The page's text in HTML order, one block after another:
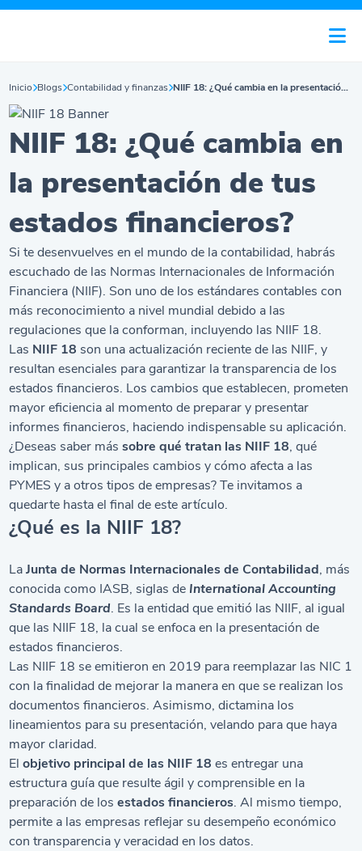
Inicio Blogs Contabilidad y finanzas NIIF 18: ¿Qué cambia en la presentación de tus estados financieros?
NIIF 18: ¿Qué cambia en
la presentación de tus
estados financieros?
Si te desenvuelves en el mundo de la contabilidad, habrás
escuchado de las Normas Internacionales de Información
Financiera (NIIF). Son uno de los estándares contables con
más reconocimiento a nivel mundial debido a las
regulaciones que la conforman, incluyendo las NIIF 18.
Las NIIF 18 son una actualización reciente de las NIIF, y
resultan esenciales para garantizar la transparencia de los
estados financieros. Los cambios que establecen, prometen
mayor eficiencia al momento de preparar y presentar
informes financieros, haciendo indispensable su aplicación.
¿Deseas saber mássobre qué tratan las NIIF 18, qué
implican, sus principales cambios y cómo afecta a las
PYMES y a otros tipos de empresas? Te invitamos a
quedarte hasta el final de este artículo.
¿Qué es la NIIF 18?
LaJunta de Normas Internacionales de Contabilidad, más
conocida como IASB, siglas de International Accounting
Standards Board. Es la entidad que emitió las NIIF, al igual
que las NIIF 18, la cual se enfoca en la presentación de
estados financieros.
Las NIIF 18 se emitieron en 2019 para reemplazar las NIC 1
con la finalidad de mejorar la manera en que se realizan los
documentos financieros. Asimismo, dictamina los
lineamientos para su presentación, velando para que haya
mayor claridad.
Elobjetivo principal de las NIIF 18 es entregar una
estructura guía que resulte ágil y comprensible en la
preparación de losestados financieros. Al mismo tiempo,
permite a las empresas reflejar su desempeño económico
con transparencia y veracidad en los datos.